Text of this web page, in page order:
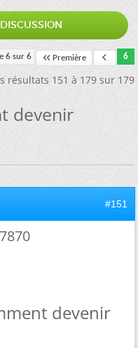
6 sur 6 Première 6
résultats 151 à 179 sur 179
devenir
#151
devenir